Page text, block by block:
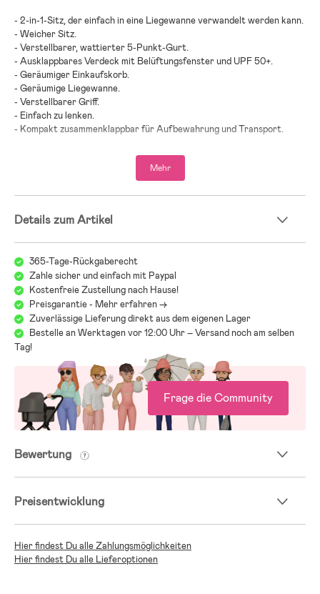
- 2-in-1-Sitz, der einfach in eine Liegewanne verwandelt werden kann.
- Weicher Sitz.
- Verstellbarer, wattierter 5-Punkt-Gurt.
- Ausklappbares Verdeck mit Belüftungsfenster und UPF 50+.
- Geräumiger Einkaufskorb.
- Geräumige Liegewanne.
- Verstellbarer Griff.
- Einfach zu lenken.
- Kompakt zusammenklappbar für Aufbewahrung und Transport.
- Gepolsterter Fünf-Punkt-Gurt.
- Verstellbare Rückenlehne und Beinstütze.
- Inklusive Babyschale und Basis.
- Zugelassen nach i-Size und UN R129.
Einkaufskorb.
Enthalten: Regenschutz, Insektennetz, Beinwärmer, Tasche,
Getränkehalter, Babyschale, Basis, Adapter.
- Altersempfehlung: ab Geburt.
Kinderwagen-Guide – finde den richtigen Wagen für
Dich und Dein Kind
Die Wahl eines Kinderwagens kann bei der Vielzahl an Modellen,
Marken und Funktionen überwältigend sein. Unser Kinderwagen-
Guide hilft Dir, verschiedene Arten von Kinderwagen, ihre Sicherheit
und praktische Funktionen zu vergleichen. Mit dem Guide fällt es
Dich und Dein Kind ist.
Jollyrooms Kinderwagenguide
Mehr
Details zum Artikel
365-Tage-Rückgaberecht
Zahle sicher und einfach mit Paypal
Kostenfreie Zustellung nach Hause!
Preisgarantie - Mehr erfahren ->
Zuverlässige Lieferung direkt aus dem eigenen Lager
Bestelle an Werktagen vor 12:00 Uhr – Versand noch am selben
Tag!
Frage die Community
Bewertung
Preisentwicklung
Hier findest Du alle Zahlungsmöglichkeiten
Hier findest Du alle Lieferoptionen